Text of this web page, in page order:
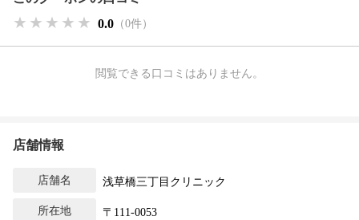
★★★★★
★★★★★
★★★★★ 0.0 （0件）
閲覧できる口コミはありません。
店舗情報
店舗名 浅草橋三丁目クリニック
所在地
〒111-0053